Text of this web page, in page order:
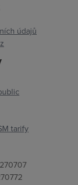
údajů
tarify